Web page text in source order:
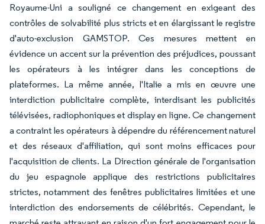
Royaume-Uni a souligné ce changement en exigeant des
contrôles de solvabilité plus stricts et en élargissant le registre
d'auto-exclusion GAMSTOP. Ces mesures mettent en
évidence un accent sur la prévention des préjudices, poussant
les opérateurs à les intégrer dans les conceptions de
plateformes. La même année, l'Italie a mis en œuvre une
interdiction publicitaire complète, interdisant les publicités
télévisées, radiophoniques et display en ligne. Ce changement
a contraint les opérateurs à dépendre du référencement naturel
et des réseaux d'affiliation, qui sont moins efficaces pour
l'acquisition de clients. La Direction générale de l'organisation
du jeu espagnole applique des restrictions publicitaires
strictes, notamment des fenêtres publicitaires limitées et une
interdiction des endorsements de célébrités. Cependant, le